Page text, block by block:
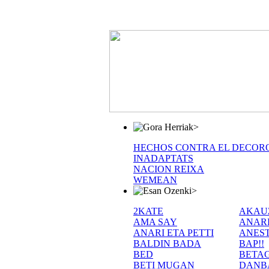
>
HECHOS CONTRA EL
INADAPTATS
NACION REIXA
WEMEAN
>
2KATE
AMA SAY
ANARI ETA PETTI
BALDIN BADA
BAP!!
BED
BETI MUGAN